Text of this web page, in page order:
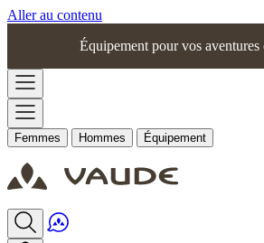
Aller au contenu
Équipement pour vos aventures
Femmes Hommes Équipement